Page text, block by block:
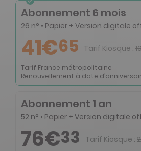
Abonnement 6 mois
26 n° • Papier + Version digitale
41€65 Tarif Kiosque :
Tarif France métropolitaine
Renouvellement à date
Abonnement 1 an
52 n° • Papier + Version digitale
76€33 Tarif Kiosque :